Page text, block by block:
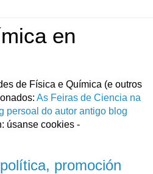
en
de Fí­sica e Quí­mica (e outros
As Feiras de Ciencia na
persoal do autor antigo blog
úsanse cookies -
promoción